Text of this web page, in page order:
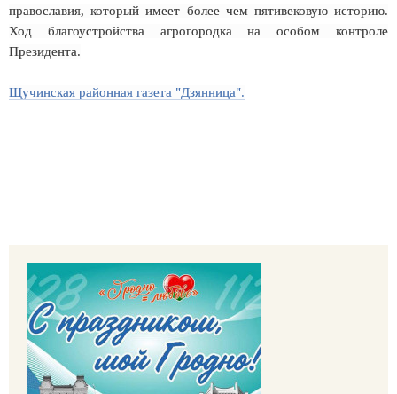
православия, который имеет более чем пятивековую историю.
Ход благоустройства агрогородка на особом контроле
Президента.
Щучинская районная газета "Дзянница".